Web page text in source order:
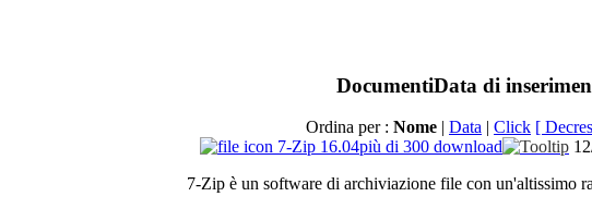
DocumentiData di
Ordina per : Nome | Data | Click [
7-Zip 16.04più di 300 download
7-Zip èun software di archiviazionefile con un'altissimo